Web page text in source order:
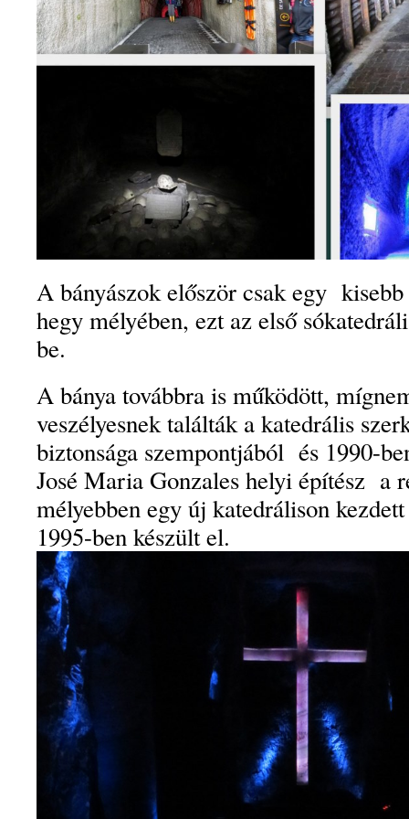
A bányászok először csak egy
hegy mélyében, ezt az első
be.
A bánya továbbra is működött,
veszélyesnek találták a katedrális
biztonsága szempontjából és 1990-
José Maria Gonzales helyi építész a
mélyebben egy új katedrálison
1995-ben készült el.